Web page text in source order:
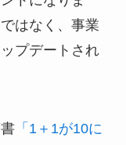
はなく、事業
プデートされ
「1＋1が10に